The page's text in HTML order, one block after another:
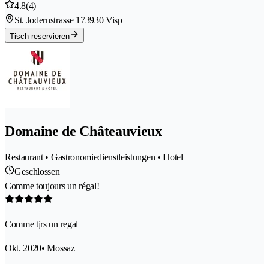
4.8(4)
St. Jodernstrasse 173930 Visp
Tisch reservieren
Domaine de Châteauvieux
Restaurant • Gastronomiedienstleistungen • Hotel
Geschlossen
Comme toujours un régal!
Comme tjrs un regal
Okt. 2020• Mossaz